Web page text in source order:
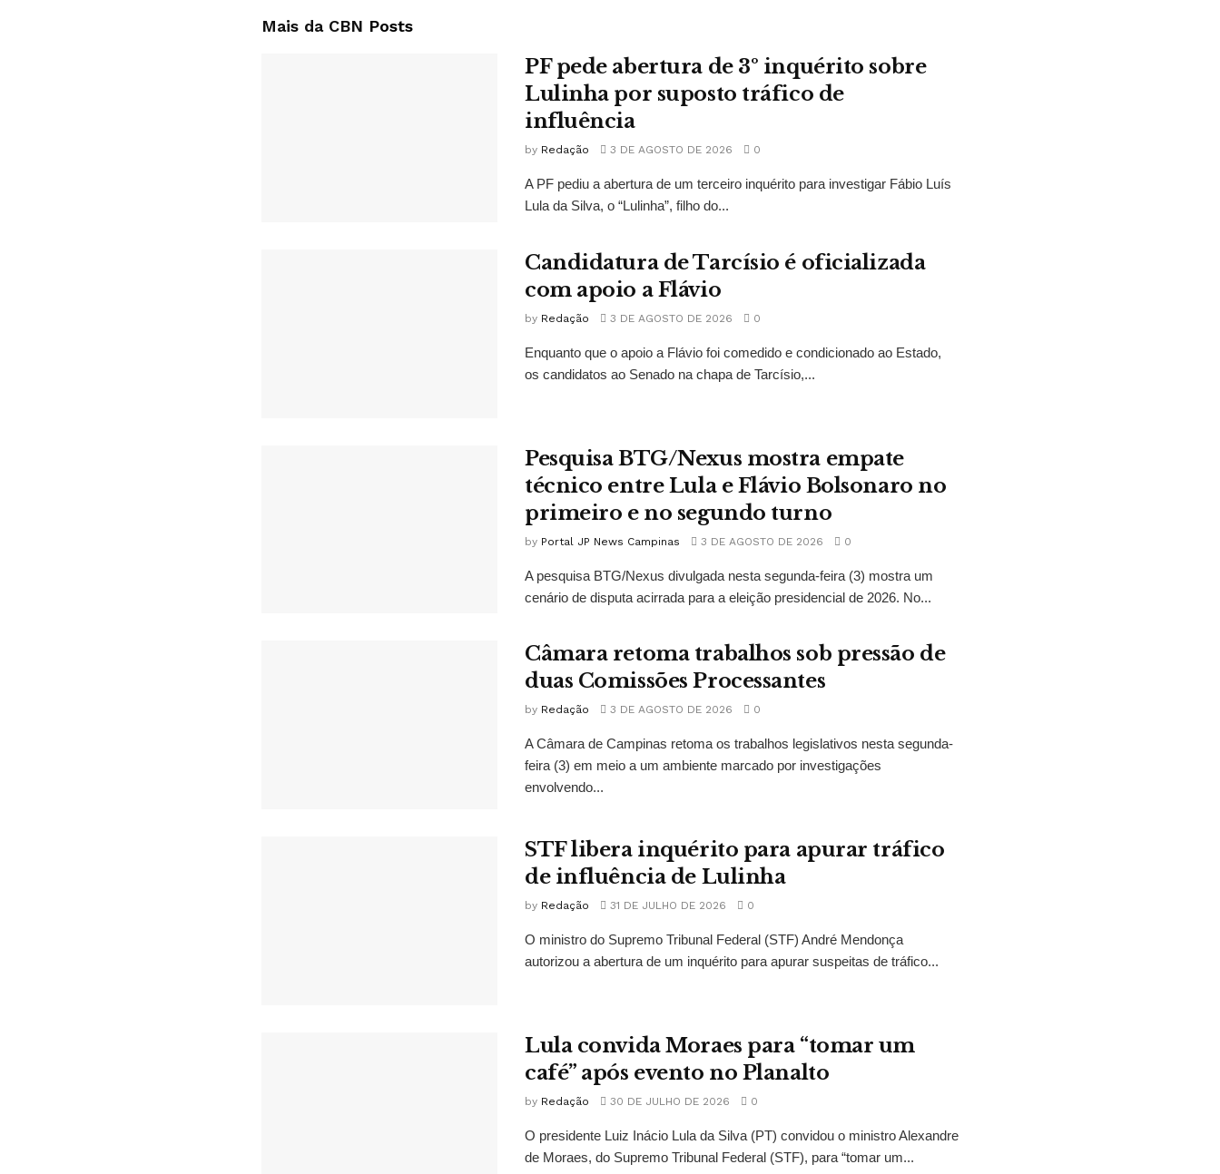
Mais da CBN Posts
PF pede abertura de 3º inquérito sobre
Lulinha por suposto tráfico de
influência
by Redação 3 DE AGOSTO DE 2026 0
A PF pediu a abertura de um terceiro inquérito para investigar Fábio Luís
Lula da Silva, o “Lulinha”, filho do...
Candidatura de Tarcísio é oficializada
com apoio a Flávio
by Redação 3 DE AGOSTO DE 2026 0
Enquanto que o apoio a Flávio foi comedido e condicionado ao Estado,
os candidatos ao Senado na chapa de Tarcísio,...
Pesquisa BTG/Nexus mostra empate
técnico entre Lula e Flávio Bolsonaro no
primeiro e no segundo turno
by Portal JP News Campinas 3 DE AGOSTO DE 2026 0
A pesquisa BTG/Nexus divulgada nesta segunda-feira (3) mostra um
cenário de disputa acirrada para a eleição presidencial de 2026. No...
Câmara retoma trabalhos sob pressão de
duas Comissões Processantes
by Redação 3 DE AGOSTO DE 2026 0
A Câmara de Campinas retoma os trabalhos legislativos nesta segunda-
feira (3) em meio a um ambiente marcado por investigações
envolvendo...
STF libera inquérito para apurar tráfico
de influência de Lulinha
by Redação 31 DE JULHO DE 2026 0
O ministro do Supremo Tribunal Federal (STF) André Mendonça
autorizou a abertura de um inquérito para apurar suspeitas de tráfico...
Lula convida Moraes para “tomar um
café” após evento no Planalto
by Redação 30 DE JULHO DE 2026 0
O presidente Luiz Inácio Lula da Silva (PT) convidou o ministro Alexandre
de Moraes, do Supremo Tribunal Federal (STF), para “tomar um...